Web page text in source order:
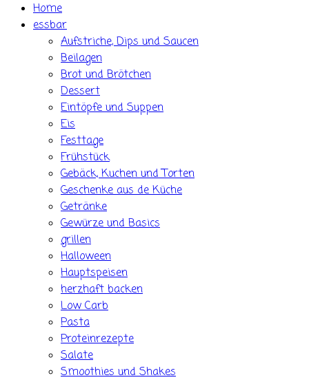
Home
essbar
Aufstriche, Dips und Saucen
Beilagen
Brot und Brötchen
Dessert
Eintöpfe und Suppen
Eis
Festtage
Frühstück
Gebäck, Kuchen und Torten
Geschenke aus de Küche
Getränke
Gewürze und Basics
grillen
Halloween
Hauptspeisen
herzhaft backen
Low Carb
Pasta
Proteinrezepte
Salate
Smoothies und Shakes